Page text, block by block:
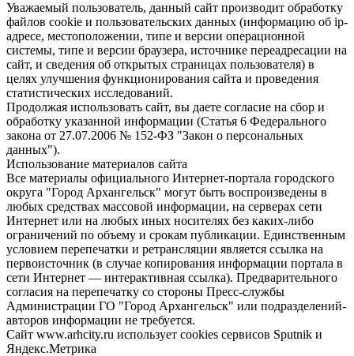
Уважаемый пользователь, данный сайт производит обработку
файлов cookie и пользовательских данных (информацию об ip-
адресе, местоположении, типе и версии операционной
системы, типе и версии браузера, источнике переадресации на
сайт, и сведения об открытых страницах пользователя) в
целях улучшения функционирования сайта и проведения
статистических исследований.
Продолжая использовать сайт, вы даете согласие на сбор и
обработку указанной информации (Статья 6 Федерального
закона от 27.07.2006 № 152-ФЗ "Закон о персональных
данных").
Использование материалов сайта
Все материалы официального Интернет-портала городского
округа "Город Архангельск" могут быть воспроизведены в
любых средствах массовой информации, на серверах сети
Интернет или на любых иных носителях без каких-либо
ограничений по объему и срокам публикации. Единственным
условием перепечатки и ретрансляции является ссылка на
первоисточник (в случае копирования информации портала в
сети Интернет — интерактивная ссылка). Предварительного
согласия на перепечатку со стороны Пресс-службы
Администрации ГО "Город Архангельск" или подразделений-
авторов информации не требуется.
Сайт www.arhcity.ru использует cookies сервисов Sputnik и
Яндекс.Метрика